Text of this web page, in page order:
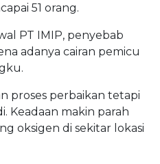
51 orang.
PT IMIP, penyebab
adanya cairan pemicu
proses perbaikan tetapi
Keadaan makin parah
oksigen di sekitar lokasi